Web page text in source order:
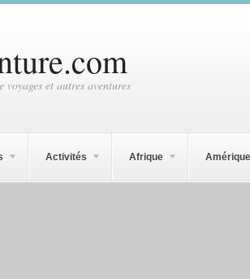
et autres aventures
Activités Afrique Amérique